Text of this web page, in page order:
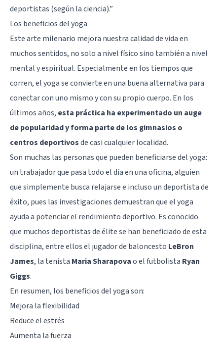
deportistas (según la ciencia).”
Los beneficios del yoga
Este arte milenario mejora nuestra calidad de vida en
muchos sentidos, no solo a nivel físico sino también a nivel
mental y espiritual. Especialmente en los tiempos que
corren, el yoga se convierte en una buena alternativa para
conectar con uno mismo y con su propio cuerpo. En los
últimos años, esta práctica ha experimentado un auge
de popularidad y forma parte de los gimnasios o
centros deportivosde casi cualquier localidad.
Son muchas las personas que pueden beneficiarse del yoga:
un trabajador que pasa todo el día en una oficina, alguien
que simplemente busca relajarse e incluso un deportista de
éxito, pues las investigaciones demuestran que el yoga
ayuda a potenciar el rendimiento deportivo. Es conocido
que muchos deportistas de élite se han beneficiado de esta
disciplina, entre ellos el jugador de baloncesto LeBron
James, la tenista Maria Sharapovao el futbolista Ryan
Giggs.
En resumen, los beneficios del yoga son:
Mejora la flexibilidad
Reduce el estrés
Aumenta la fuerza